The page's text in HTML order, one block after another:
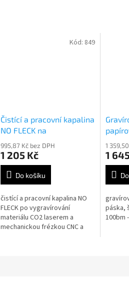
Čistící a pracovní kapalina
NO FLECK na
odgravírovaný materiál
995,87 Kč bez DPH
1 205 Kč
Do košíku
čistící a pracovní kapalina NO
FLECK po vygravírování
materiálu CO2 laserem a
mechanickou frézkou CNC a
Kód: 849
role
1
1
páska,
100bm